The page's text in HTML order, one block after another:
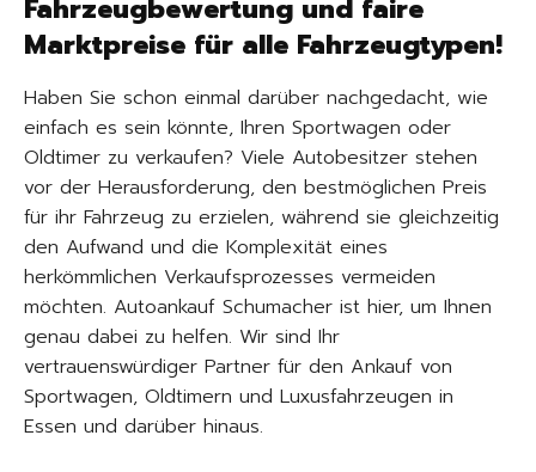
Fahrzeugbewertung und faire
Marktpreise für alle Fahrzeugtypen!
Haben Sie schon einmal darüber nachgedacht, wie
einfach es sein könnte, Ihren Sportwagen oder
Oldtimer zu verkaufen? Viele Autobesitzer stehen
vor der Herausforderung, den bestmöglichen Preis
für ihr Fahrzeug zu erzielen, während sie gleichzeitig
den Aufwand und die Komplexität eines
herkömmlichen Verkaufsprozesses vermeiden
möchten. Autoankauf Schumacher ist hier, um Ihnen
genau dabei zu helfen. Wir sind Ihr
vertrauenswürdiger Partner für den Ankauf von
Sportwagen, Oldtimern und Luxusfahrzeugen in
Essen und darüber hinaus.